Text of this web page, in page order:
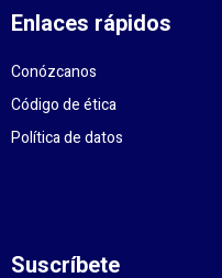
Enlaces rápidos
Conózcanos
Código de ética
Política de datos
Suscríbete